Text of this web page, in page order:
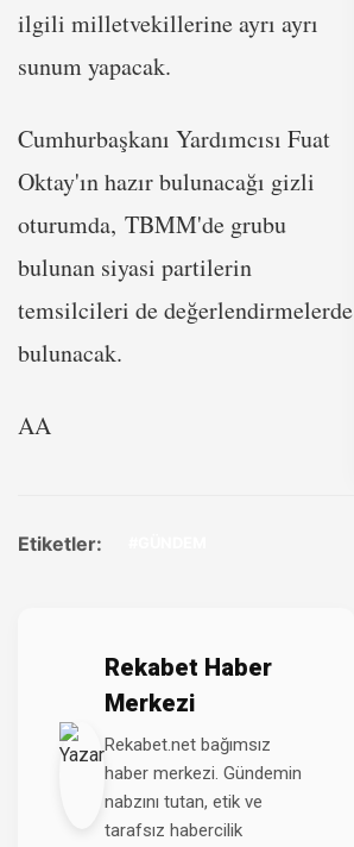
ilgili milletvekillerine ayrı ayrı
sunum yapacak.
Cumhurbaşkanı Yardımcısı Fuat
Oktay'ın hazır bulunacağı gizli
oturumda, TBMM'de grubu
bulunan siyasi partilerin
temsilcileri de değerlendirmelerde
bulunacak.
AA
Etiketler:
Rekabet Haber
Merkezi
Rekabet.net bağımsız
haber merkezi. Gündemin
nabzını tutan, etik ve
tarafsız habercilik